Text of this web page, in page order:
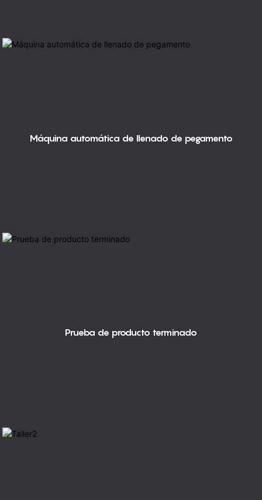
Máquina automática de llenado de pegamento
Prueba de producto terminado